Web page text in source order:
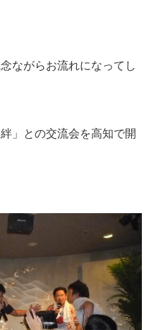
ながらお流れになってし
」との交流会を高知で開